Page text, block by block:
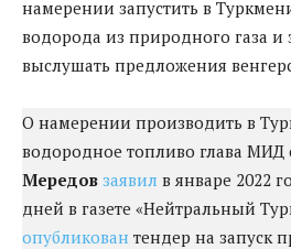
намерении запустить в
водорода из природного газа и
выслушать предложения
О намерении производить в
водородное топливо глава МИД
Мередов заявил в январе 2022
дней в газете «Нейтральный
опубликован тендер на запуск